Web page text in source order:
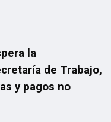
la
de Trabajo,
y pagos no